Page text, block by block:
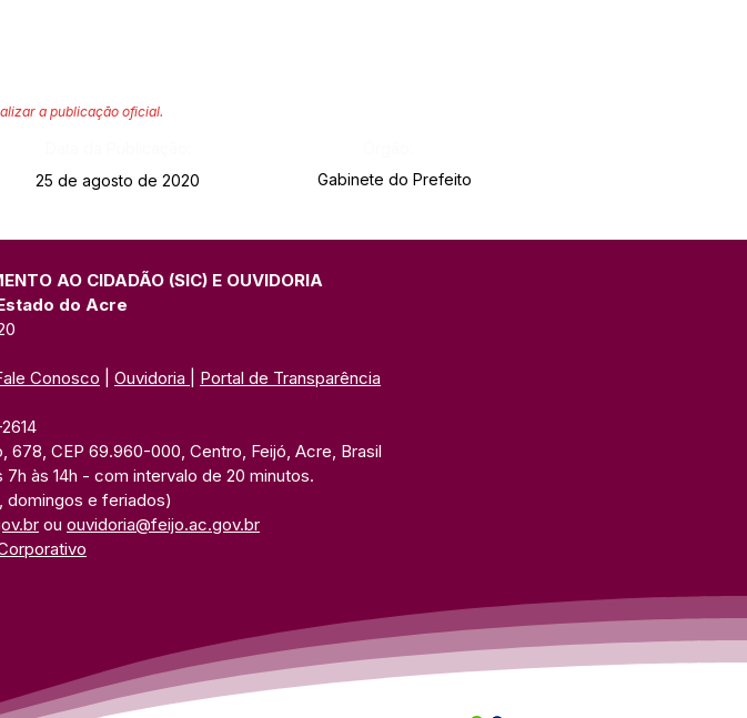
a publicação oficial.
25 de agosto de 2020 Gabinete do Prefeito
AO CIDADÃO (SIC) E OUVIDORIA
do Acre
Conosco Ouvidoria Portal de Transparência
678, CEP 69.960-000, Centro, Feijó, Acre, Brasil
às 14h - com intervalo de 20 minutos.
domingos e feriados)
ou ouvidoria@feijo.ac.gov.br